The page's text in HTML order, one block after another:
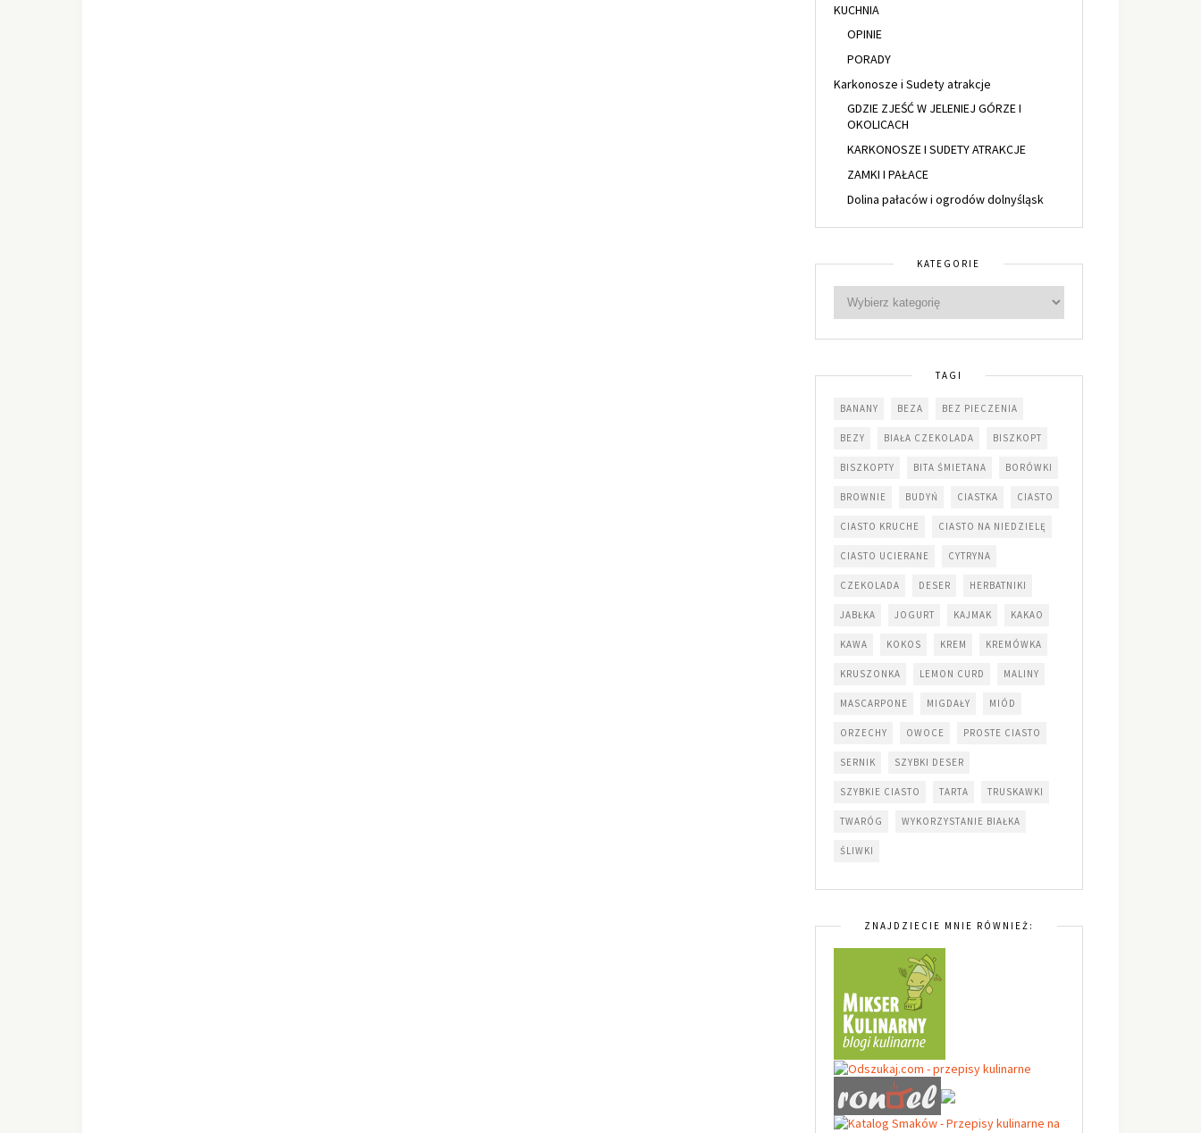
KUCHNIA
OPINIE
PORADY
Karkonosze i Sudety atrakcje
GDZIE ZJEŚĆ W JELENIEJ GÓRZE I
OKOLICACH
KARKONOSZE I SUDETY ATRAKCJE
ZAMKI I PAŁACE
Dolina pałaców i ogrodów dolnyśląsk
KATEGORIE
TAGI
BANANY BEZA BEZ PIECZENIA
BEZY BIAŁA CZEKOLADA BISZKOPT
BISZKOPTY BITA ŚMIETANA BORÓWKI
BROWNIE BUDYŃ CIASTKA CIASTO
CIASTO KRUCHE CIASTO NA NIEDZIELĘ
CIASTO UCIERANE CYTRYNA
CZEKOLADA DESER HERBATNIKI
JABŁKA JOGURT KAJMAK KAKAO
KAWA KOKOS KREM KREMÓWKA
KRUSZONKA LEMON CURD MALINY
MASCARPONE MIGDAŁY MIÓD
ORZECHY OWOCE PROSTE CIASTO
SERNIK SZYBKI DESER
SZYBKIE CIASTO TARTA TRUSKAWKI
TWARÓG WYKORZYSTANIE BIAŁKA
ŚLIWKI
ZNAJDZIECIE MNIE RÓWNIEŻ: